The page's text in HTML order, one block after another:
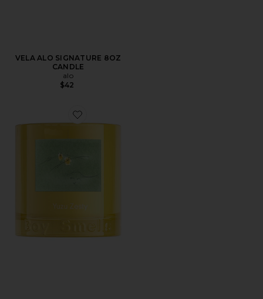
VELA ALO SIGNATURE 8OZ
CANDLE
alo
$42
Favorite VELA CANDLE